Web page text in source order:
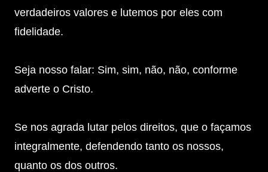
verdadeiros valores e lutemos por eles com
fidelidade.
Seja nosso falar: Sim, sim, não, não, conforme
adverte o Cristo.
Se nos agrada lutar pelos direitos, que o façamos
integralmente, defendendo tanto os nossos,
quanto os dos outros.